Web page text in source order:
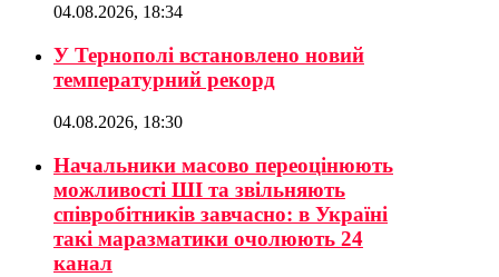
04.08.2026, 18:34
У Тернополі встановлено новий
температурний рекорд
04.08.2026, 18:30
Начальники масово переоцінюють
можливості ШІ та звільняють
співробітників завчасно: в Україні
такі маразматики очолюють 24
канал